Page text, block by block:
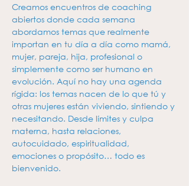
Creamos encuentros de coaching
abiertos donde cada semana
abordamos temas que realmente
importan en tu día a día como mamá,
mujer, pareja, hija, profesional o
simplemente como ser humano en
evolución. Aquí no hay una agenda
rígida: los temas nacen de lo que tú y
otras mujeres están viviendo, sintiendo y
necesitando. Desde límites y culpa
materna, hasta relaciones,
autocuidado, espiritualidad,
emociones o propósito… todo es
bienvenido.